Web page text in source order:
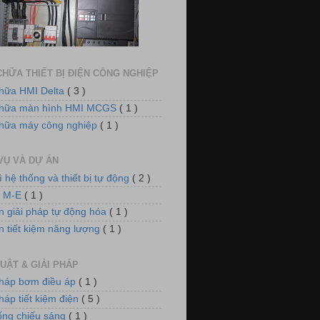
dụng biến tần VFD-E cho hệ thống
điều khiển nồi hơi xử lý khí thải
điều áp cho hệ thống làm mát
THIẾT BỊ ĐIỆN CÔNG NGHIỆP
HMI Delta ( 3 )
màn hình HMI MCGS ( 1 )
máy công nghiệp ( 1 )
VÀ DỰ ÁN
hệ thống và thiết bị tự động ( 2 )
M-E ( 1 )
giải pháp tự động hóa ( 1 )
tiết kiệm năng lượng ( 1 )
& GIẢI PHÁP
bơm điều áp ( 1 )
tiết kiệm điện ( 5 )
chiếu sáng ( 1 )